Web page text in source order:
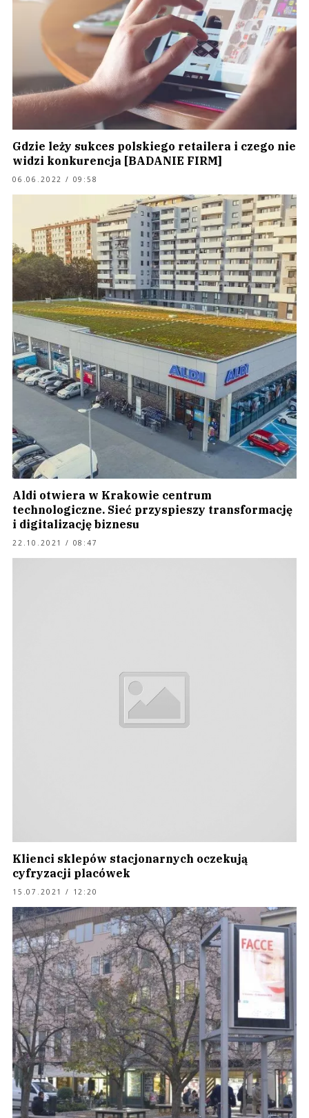
Gdzie leży sukces polskiego retailera i czego nie
widzi konkurencja [BADANIE FIRM]
06.06.2022 / 09:58
Aldi otwiera w Krakowie centrum
technologiczne. Sieć przyspieszy transformację
i digitalizację biznesu
22.10.2021 / 08:47
Klienci sklepów stacjonarnych oczekują
cyfryzacji placówek
15.07.2021 / 12:20